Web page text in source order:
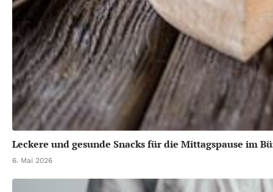
Leckere und gesunde Snacks für die Mittagspause im
6. Mai 2026